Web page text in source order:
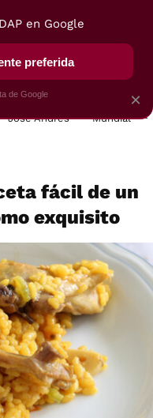
VEGUI
José Andrés Mundial
fácil de un
exquisito
×
en Google
preferida
de Google